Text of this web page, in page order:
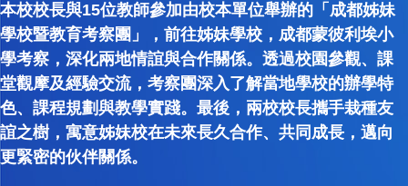
本校校長與15位教師參加由校本單位舉辦的「成都姊妹
學校暨教育考察團」，前往姊妹學校，成都蒙彼利埃小
學考察，深化兩地情誼與合作關係。透過校園參觀、課
堂觀摩及經驗交流，考察團深入了解當地學校的辦學特
色、課程規劃與教學實踐。最後，兩校校長攜手栽種友
誼之樹，寓意姊妹校在未來長久合作、共同成長，邁向
更緊密的伙伴關係。